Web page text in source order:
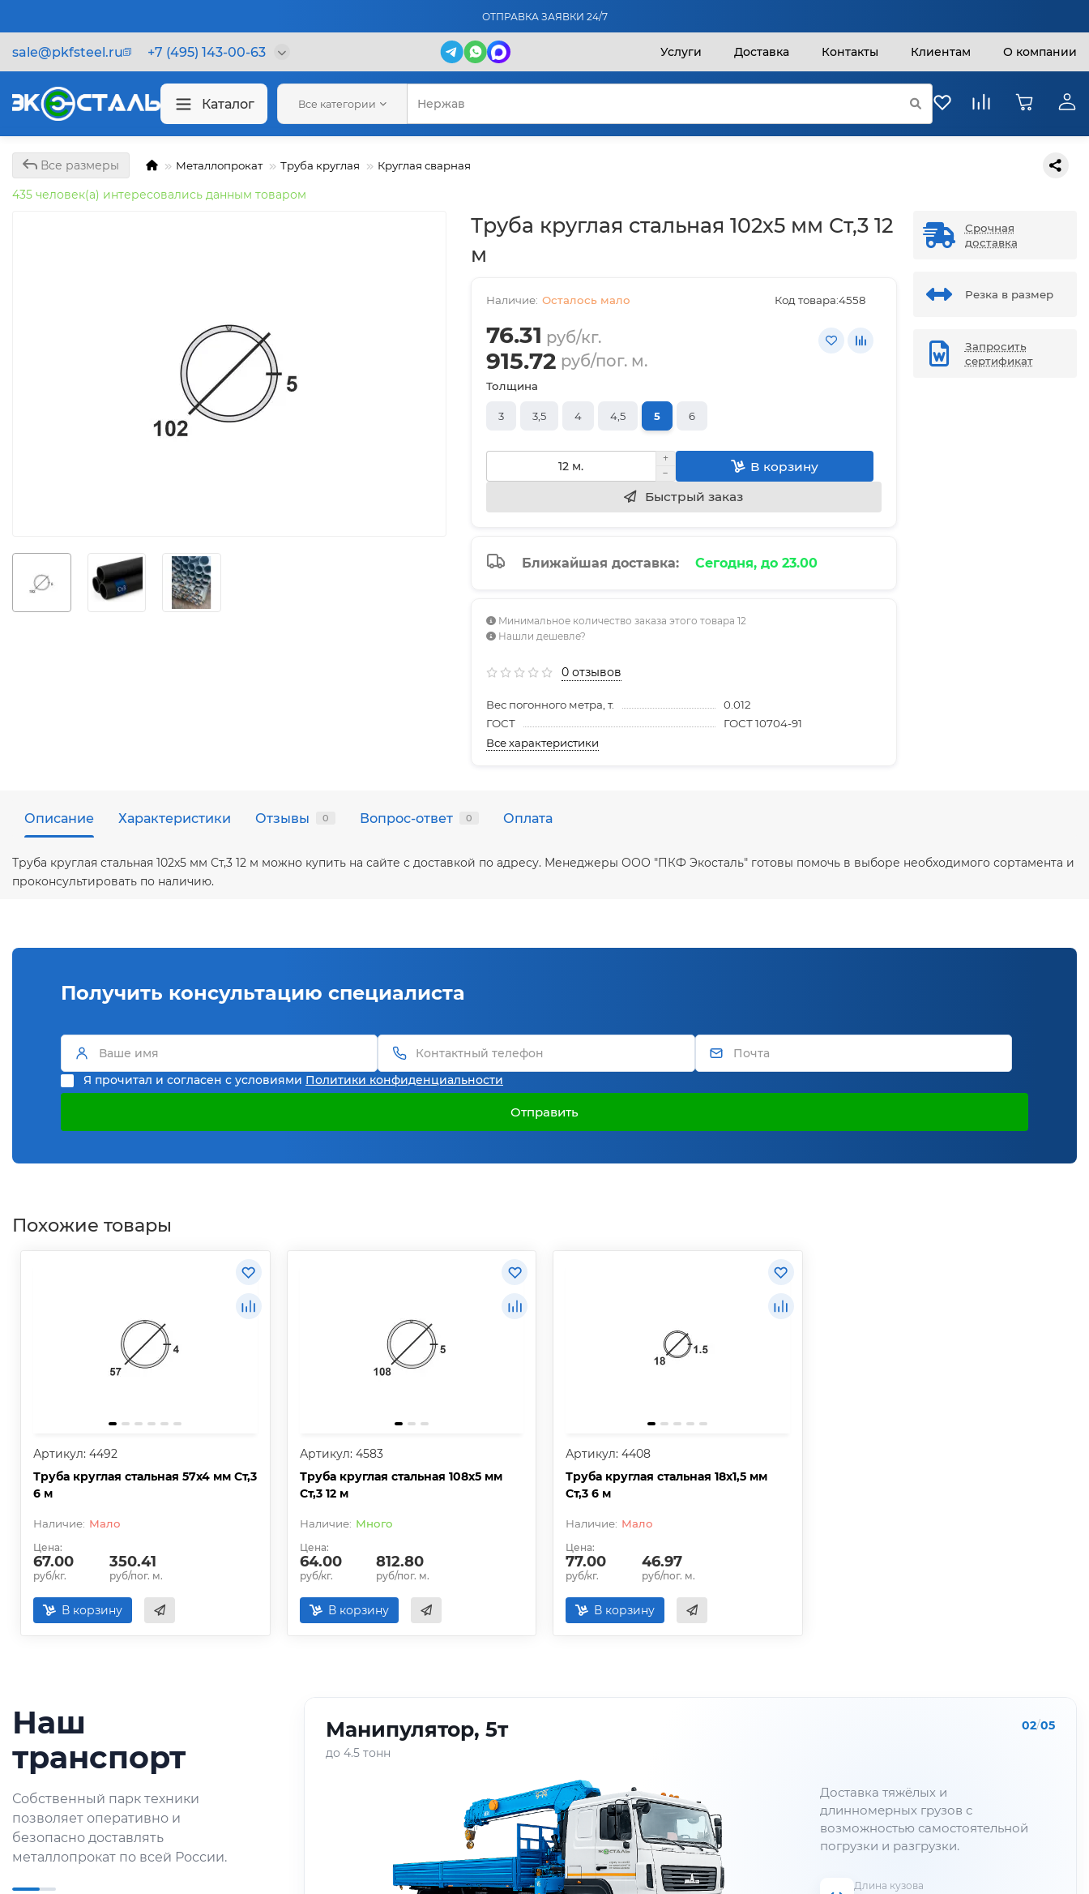
ОТПРАВКА ЗАЯВКИ 24/7
sale@pkfsteel.ru +7 (495) 143-00-63 Услуги Доставка Контакты Клиентам О компании
Каталог Все категории
Все размеры Металлопрокат Труба круглая Круглая сварная
435 человек(а) интересовались данным товаром
Труба круглая стальная 102х5 мм Ст,3 12
м
Осталось мало Код товара:4558
76.31 руб/кг.
915.72 руб/пог. м.
Толщина
3 3,5 4 4,5 5 6
В корзину
Быстрый заказ
Ближайшая доставка: Сегодня, до 23.00
Минимальное количество заказа этого товара 12
Нашли дешевле?
0 отзывов
Вес погонного метра, т.
0.012
ГОСТ
ГОСТ 10704-91
Все характеристики
Срочная
доставка
Резка в размер
Запросить
сертификат
Описание Характеристики Отзывы 0 Вопрос-ответ 0 Оплата
Труба круглая стальная 102х5 мм Ст,3 12 м можно купить на сайте с доставкой по адресу. Менеджеры ООО "ПКФ Экосталь" готовы помочь в выборе необходимого сортамента и
проконсультировать по наличию.
Получить консультацию специалиста
Я прочитал и согласен с условиями Политики конфиденциальности
Отправить
Похожие товары
Артикул: 4492
Труба круглая стальная 57х4 мм Ст,3
6 м
Мало
Цена:
67.00
руб/кг.
350.41
руб/пог. м.
В корзину
Артикул: 4583
Труба круглая стальная 108х5 мм
Ст,3 12 м
Много
Цена:
64.00
руб/кг.
812.80
руб/пог. м.
В корзину
Артикул: 4408
Труба круглая стальная 18х1,5 мм
Ст,3 6 м
Мало
Цена:
77.00
руб/кг.
46.97
руб/пог. м.
В корзину
Наш
транспорт
Собственный парк техники
позволяет оперативно и
безопасно доставлять
металлопрокат по всей России.
Оперативная доставка
небольших партий
металлопроката по городу и
области.
Манипулятор, 5т
до 4.5 тонн
02/05
Доставка тяжёлых и
длинномерных грузов с
возможностью самостоятельной
погрузки и разгрузки.
Длина кузова